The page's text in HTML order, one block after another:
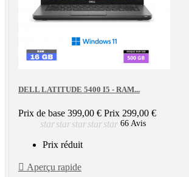
DELL LATITUDE 5400 I5 - RAM...
Prix de base 399,00 € Prix 299,00 €
starstarstarstarstar 66 Avis
Prix réduit
 Aperçu rapide